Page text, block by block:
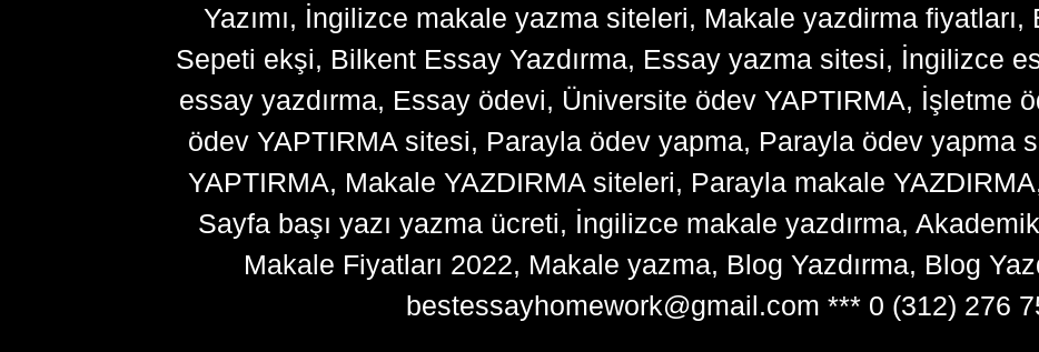
Yazımı, İngilizce makale yazma siteleri, Makale yazdirma
Sepeti ekşi, Bilkent Essay Yazdırma, Essay yazma sitesi, İngilizce
essay yazdırma, Essay ödevi, Üniversite ödev YAPTIRMA, İşletme
ödev YAPTIRMA sitesi, Parayla ödev yapma, Parayla ödev yapma
YAPTIRMA, Makale YAZDIRMA siteleri, Parayla makale
Sayfa başı yazı yazma ücreti, İngilizce makale yazdırma,
Makale Fiyatları 2022, Makale yazma, Blog Yazdırma, Blog
bestessayhomework@gmail.com *** 0 (312) 276